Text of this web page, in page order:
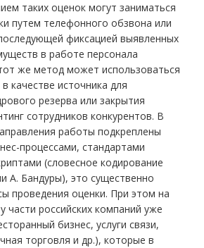
таких оценок могут заниматься
путем телефонного обзвона или
фиксацией выявленных
в работе персонала
же метод может использоваться
качестве источника для
резерва или закрытия
сотрудников конкурентов. В
работы подкреплены
процессами, стандартами
(словесное кодирование
А. Бандуры), это существенно
проведения оценки. При этом на
части российских компаний уже
бизнес, услуги связи,
торговля и др.), которые в